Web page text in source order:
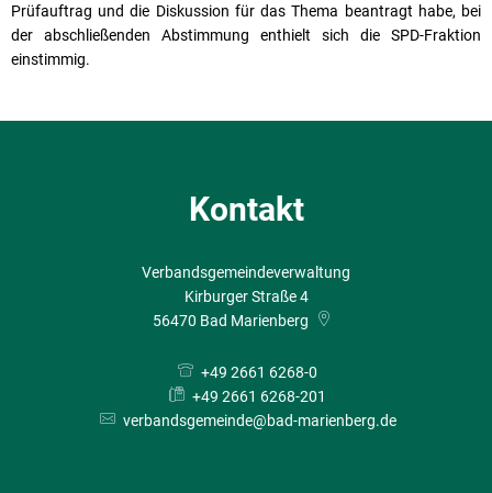
Prüfauftrag und die Diskussion für das Thema beantragt habe, bei
der abschließenden Abstimmung enthielt sich die SPD-Fraktion
einstimmig.
Kontakt
Verbandsgemeindeverwaltung
Kirburger Straße 4
56470 Bad Marienberg
+49 2661 6268-0
+49 2661 6268-201
verbandsgemeinde@bad-marienberg.de